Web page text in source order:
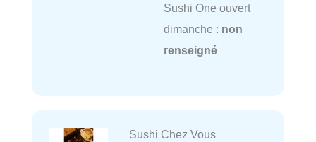
Sushi One ouvert
dimanche : non
renseigné
Sushi Chez Vous